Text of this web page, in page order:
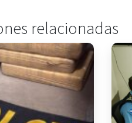
relacionadas